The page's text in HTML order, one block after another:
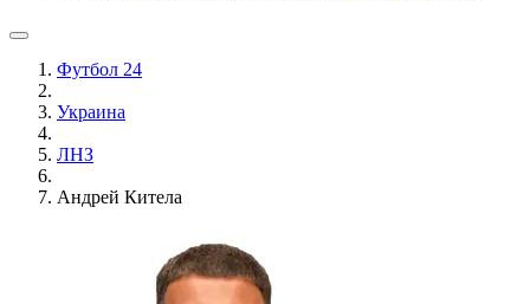
Футбол 24
Украина
ЛНЗ
Андрей Китела